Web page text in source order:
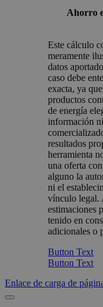
Ahorro
Este cálculo
meramente
datos
caso debe
exacta, ya
productos
de energía
información
resultados
herramienta
una oferta
alguno la
ni el
vínculo legal.
estimaciones
tenido en
adicionales o
Button Text
Button Text
Enlace de carga de